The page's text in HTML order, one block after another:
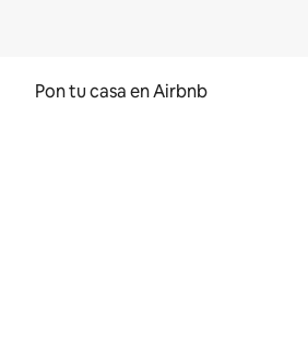
Pon tu casa en Airbnb